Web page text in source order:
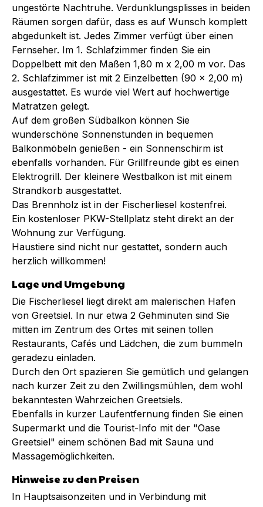
ungestörte Nachtruhe. Verdunklungsplisses in beiden
Räumen sorgen dafür, dass es auf Wunsch komplett
abgedunkelt ist. Jedes Zimmer verfügt über einen
Fernseher. Im 1. Schlafzimmer finden Sie ein
Doppelbett mit den Maßen 1,80 m x 2,00 m vor. Das
2. Schlafzimmer ist mit 2 Einzelbetten (90 x 2,00 m)
ausgestattet. Es wurde viel Wert auf hochwertige
Matratzen gelegt.
Auf dem großen Südbalkon können Sie
wunderschöne Sonnenstunden in bequemen
Balkonmöbeln genießen - ein Sonnenschirm ist
ebenfalls vorhanden. Für Grillfreunde gibt es einen
Elektrogrill. Der kleinere Westbalkon ist mit einem
Strandkorb ausgestattet.
Das Brennholz ist in der Fischerliesel kostenfrei.
Ein kostenloser PKW-Stellplatz steht direkt an der
Wohnung zur Verfügung.
Haustiere sind nicht nur gestattet, sondern auch
herzlich willkommen!
Lage und Umgebung
Die Fischerliesel liegt direkt am malerischen Hafen
von Greetsiel. In nur etwa 2 Gehminuten sind Sie
mitten im Zentrum des Ortes mit seinen tollen
Restaurants, Cafés und Lädchen, die zum bummeln
geradezu einladen.
Durch den Ort spazieren Sie gemütlich und gelangen
nach kurzer Zeit zu den Zwillingsmühlen, dem wohl
bekanntesten Wahrzeichen Greetsiels.
Ebenfalls in kurzer Laufentfernung finden Sie einen
Supermarkt und die Tourist-Info mit der "Oase
Greetsiel" einem schönen Bad mit Sauna und
Massagemöglichkeiten.
Hinweise zu den Preisen
In Hauptsaisonzeiten und in Verbindung mit